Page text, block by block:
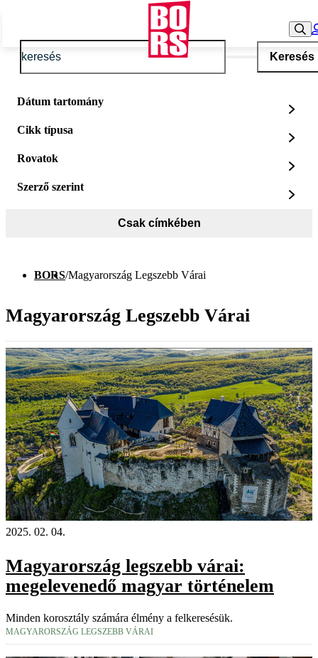
Keresés
Dátum tartomány
Cikk típusa
Rovatok
Szerző szerint
Csak címkében
BORS/Magyarország Legszebb Várai
Magyarország Legszebb Várai
2025. 02. 04.
Magyarország legszebb várai:
megelevenedő magyar történelem
Minden korosztály számára élmény a felkeresésük.
MAGYARORSZÁG LEGSZEBB VÁRAI